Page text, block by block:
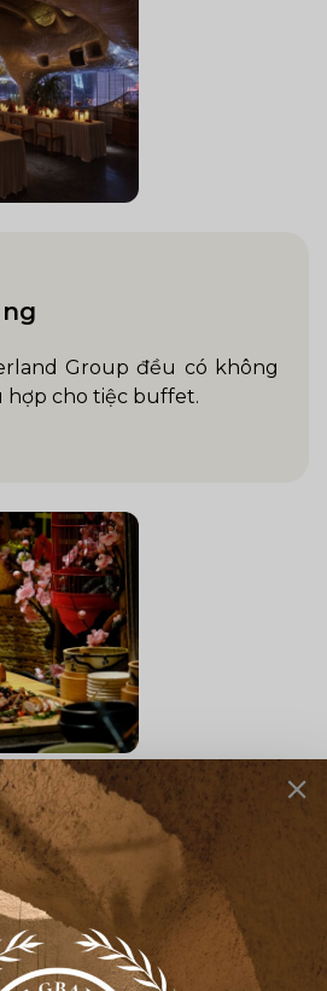
Group đều có không
hợp cho tiệc buffet.
Phú
ăn từ nhiều quốc gia, đảm
vị đa dạng.